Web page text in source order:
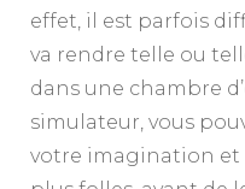
effet, il est parfois
va rendre telle ou
dans une chambre
simulateur, vous
votre imagination et